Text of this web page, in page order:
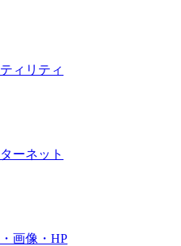
ィリティ
ーネット
画像・HP